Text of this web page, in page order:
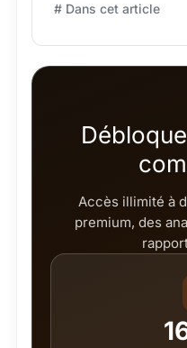
# Dans cet article
Accès illimité à
premium, des